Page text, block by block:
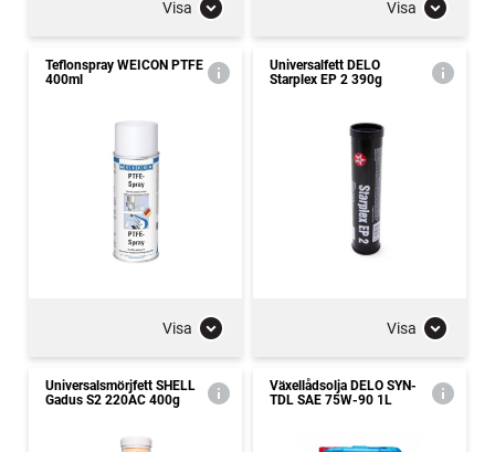
Visa Visa
Teflonspray WEICON PTFE
400ml
Visa
Universalfett DELO
Starplex EP 2 390g
Visa
Universalsmörjfett SHELL
Gadus S2 220AC 400g
Växellådsolja DELO SYN-
TDL SAE 75W-90 1L